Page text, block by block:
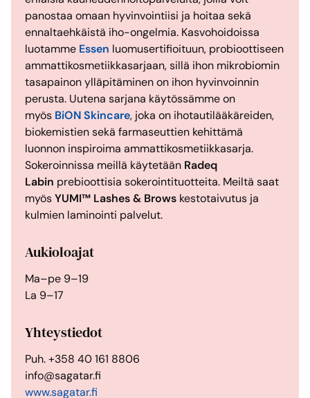
panostaa omaan hyvinvointiisi ja hoitaa sekä
ennaltaehkäistä iho-ongelmia. Kasvohoidoissa
luotamme Essen luomusertifioituun, probioottiseen
ammattikosmetiikkasarjaan, sillä ihon mikrobiomin
tasapainon ylläpitäminen on ihon hyvinvoinnin
perusta. Uutena sarjana käytössämme on
myös BiON Skincare, joka on ihotautilääkäreiden,
biokemistien sekä farmaseuttien kehittämä
luonnon inspiroima ammattikosmetiikkasarja.
Sokeroinnissa meillä käytetään Radeq
Labin prebioottisia sokerointituotteita. Meiltä saat
myösYUMI™ Lashes & Brows kestotaivutus ja
kulmien laminointi palvelut.
Aukioloajat
Ma–pe 9–19
La 9–17
Yhteystiedot
Puh. +358 40 161 8806
info@sagatar.fi
www.sagatar.fi